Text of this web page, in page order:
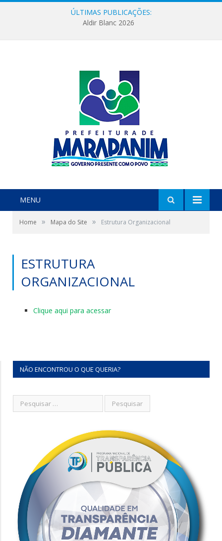
ÚLTIMAS PUBLICAÇÕES:
Aldir Blanc 2026
MENU
Home » Mapa do Site » Estrutura Organizacional
ESTRUTURA
ORGANIZACIONAL
Clique aqui para acessar
NÃO ENCONTROU O QUE QUERIA?